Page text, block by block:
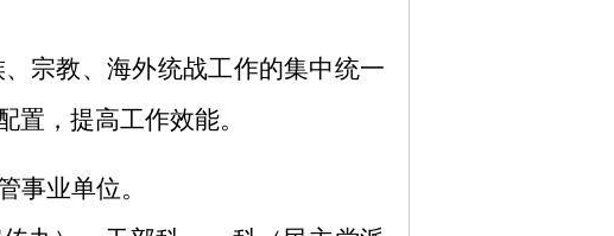
宗教、海外统战工作的集中统一
，提高工作效能。
事业单位。